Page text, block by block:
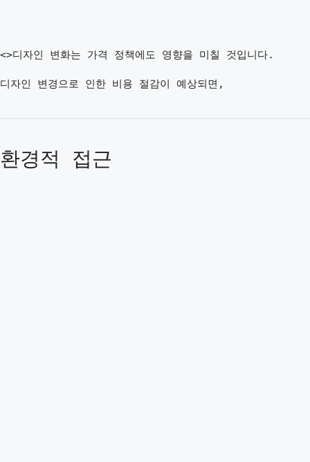
<>디자인 변화는 가격 정책에도 영향을 미칠 것입니다.
디자인 변경으로 인한 비용 절감이 예상되면,
환경적 접근